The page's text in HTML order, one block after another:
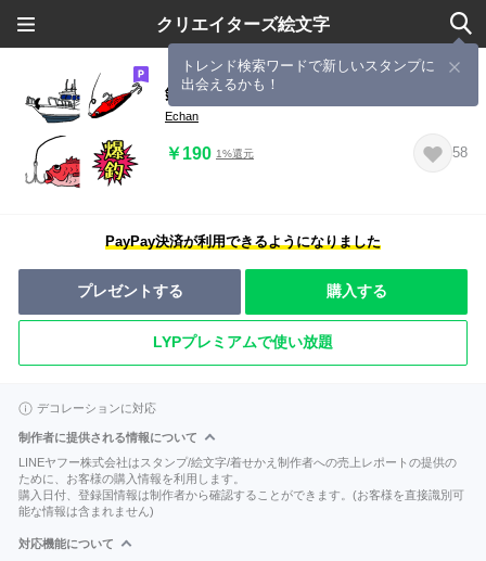
クリエイターズ絵文字
トレンド検索ワードで新しいスタンプに
出会えるかも！
釣り絵文字
Echan
￥190 1%還元 58
PayPay決済が利用できるようになりました
プレゼントする 購入する
LYPプレミアムで使い放題
デコレーションに対応
制作者に提供される情報について
LINEヤフー株式会社はスタンプ/絵文字/着せかえ制作者への売上レポートの提供の
ために、お客様の購入情報を利用します。
購入日付、登録国情報は制作者から確認することができます。(お客様を直接識別可
能な情報は含まれません)
対応機能について